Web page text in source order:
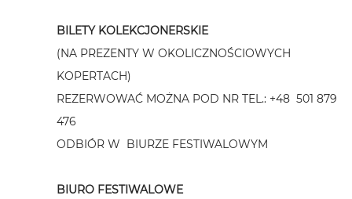
BILETY KOLEKCJONERSKIE
(NA PREZENTY W OKOLICZNOŚCIOWYCH
KOPERTACH)
REZERWOWAĆ MOŻNA POD NR TEL.: +48 501 879
476
ODBIÓR W BIURZE FESTIWALOWYM
BIURO FESTIWALOWE